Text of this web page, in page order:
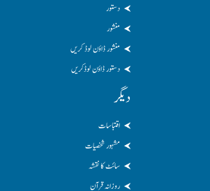
دستور
منشور
منشور ڈاؤن لوڈ کریں
دستور ڈاؤن لوڈکریں
دیگر
اقتباسات
مشہور شخصیات
سائٹ کا نقشہ
روزانہ قرآن